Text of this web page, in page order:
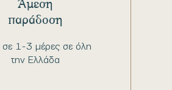
σε 1-3 μέρες σε όλη
την Ελλάδα
παράδοση